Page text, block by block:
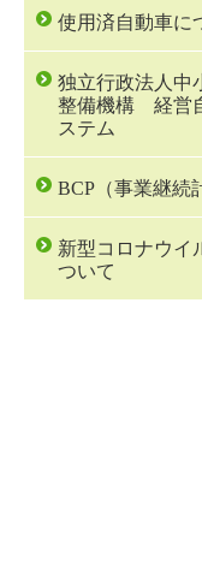
使用済自動車に
独立行政法人中
整備機構 経営
ステム
BCP（事業継続
新型コロナウイ
ついて